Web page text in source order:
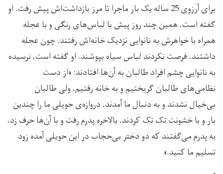
برای آرزوی 25 ساله یک بار ماجرا تا مرز بازداشت‌اش پیش رفت. او
گفته است، همین چند روز پیش با لباس‌های رنگی و با عجله
همراه با خواهرش به نانوایی نزدیک خانه‌اش رفتند. چون عجله
داشتند، فرصت نکردند لباس سیاه بپوشند. او گفته است، نرسیده
به نانوایی چشم افراد طالبان به آن‌ها افتادند: «از دست
نظامی‌های طالبان گریختیم و به خانه رفتیم، ولی طالبان
بی‌خیال نشدند و به دنبال ما آمدند، دروازه‌ی حویلی ما را چندین
بار و با خشونت تک تک کردند، بالاخره پدرم رفت و با آن‌ها حرف زد،
به پدرم می‌گفتند که دو دختر بی‌حجاب در این حویلی آمده زود
تسلیم ما کنید.»